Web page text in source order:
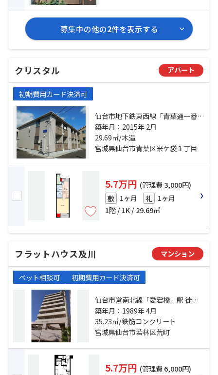
募集中の他の2件を表示する
クリスタル アパート
初期費用カード決済可
仙台市地下鉄東西線「青葉通一番
町」駅 徒歩15分 仙台市地下鉄東西
線「大町西公園」駅 徒歩17分 仙台
市営南北線「五橋」駅 徒歩13分
築年月：2015年 2月
29.69㎡/木造
宮城県仙台市青葉区米ケ袋１丁目
5.7万円 (管理費 3,000円)
敷 1ヶ月 礼 1ヶ月
1階 / 1K / 29.69㎡
フラットハウス及川 マンション
ペット相談可 初期費用カード決済可
仙台市営南北線「愛宕橋」駅 徒歩5
分 仙台市営南北線「五橋」駅 徒歩5
分 東北本線「仙台」駅 徒歩17分
築年月：1989年 4月
35.23㎡/鉄筋コンクリート
宮城県仙台市若林区荒町
5.7万円 (管理費 6,000円)